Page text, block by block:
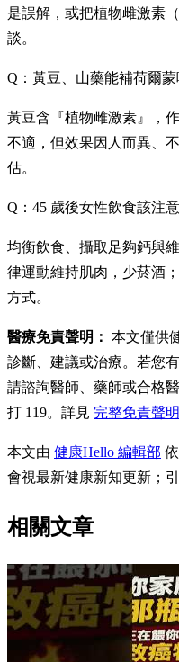
是誤解，或把植物雌激素
談。
Q：黃豆、山藥能補荷爾蒙
黃豆含『植物雌激素』，
不適，但效果因人而異、
估。
Q：45 歲後女性飲食該注
均衡飲食、攝取足夠鈣與
律運動維持肌肉，少菸酒
方式。
醫療免責聲明： 本文僅供
診斷、建議或治療。若您
請諮詢醫師、藥師或合格
打 119。詳見 完整免責聲明
本文由 健康Hello 編輯部 依
會視最新健康新知更新；
相關文章